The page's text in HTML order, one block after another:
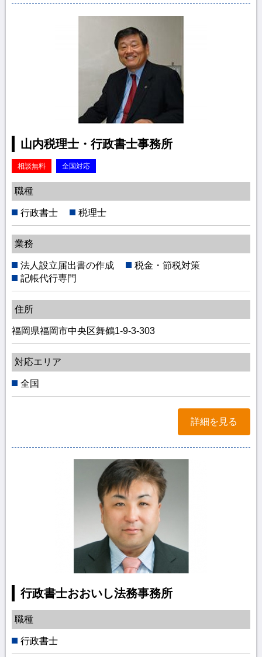
山内税理士・行政書士事務所
相談無料 全国対応
職種
行政書士 税理士
業務
法人設立届出書の作成
税金・節税対策
記帳代行専門
住所
福岡県福岡市中央区舞鶴1-9-3-303
対応エリア
全国
詳細を見る
行政書士おおいし法務事務所
職種
行政書士